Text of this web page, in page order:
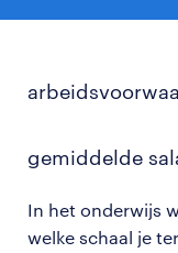
gemiddelde
In het onderwijs
welke schaal je